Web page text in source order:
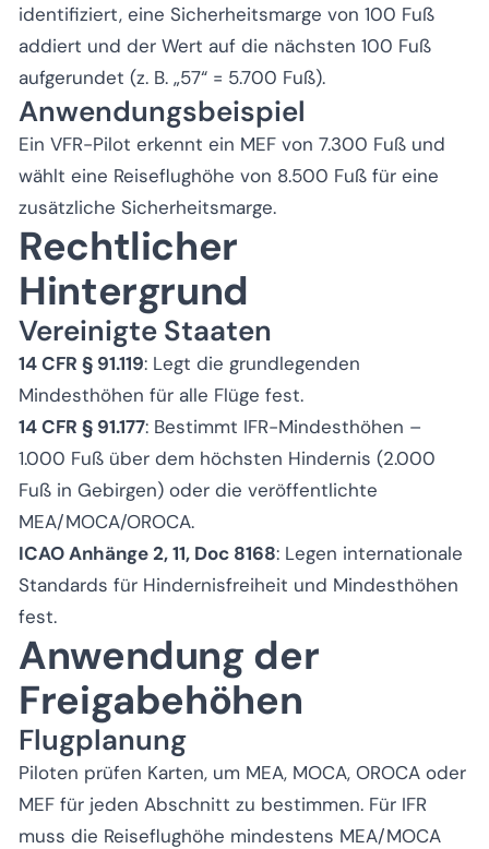
identifiziert, eine Sicherheitsmarge von 100 Fuß
addiert und der Wert auf die nächsten 100 Fuß
aufgerundet (z. B. „57“ = 5.700 Fuß).
Anwendungsbeispiel
Ein VFR-Pilot erkennt ein MEF von 7.300 Fuß und
wählt eine Reiseflughöhe von 8.500 Fuß für eine
zusätzliche Sicherheitsmarge.
Rechtlicher
Hintergrund
Vereinigte Staaten
14 CFR § 91.119: Legt die grundlegenden
Mindesthöhen für alle Flüge fest.
14 CFR § 91.177: Bestimmt IFR-Mindesthöhen –
1.000 Fuß über dem höchsten Hindernis (2.000
Fuß in Gebirgen) oder die veröffentlichte
MEA/MOCA/OROCA.
ICAO Anhänge 2, 11, Doc 8168: Legen internationale
Standards für Hindernisfreiheit und Mindesthöhen
fest.
Anwendung der
Freigabehöhen
Flugplanung
Piloten prüfen Karten, um MEA, MOCA, OROCA oder
MEF für jeden Abschnitt zu bestimmen. Für IFR
muss die Reiseflughöhe mindestens MEA/MOCA